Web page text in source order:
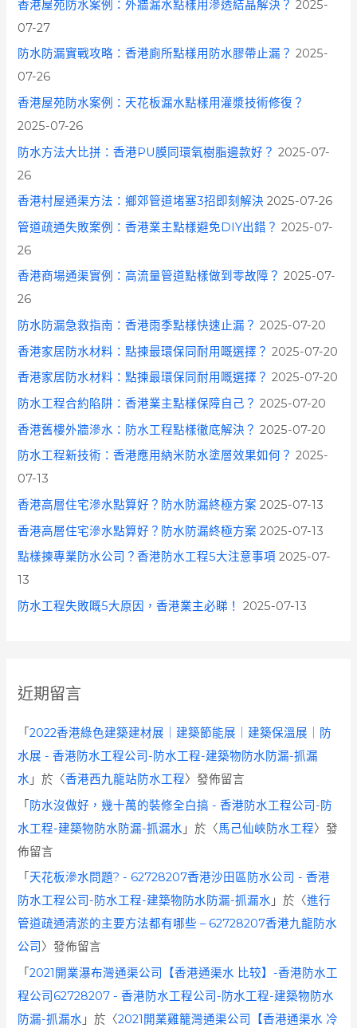
香港屋苑防水案例：外牆漏水點樣用滲透結晶解決？ 2025-
07-27
防水防漏實戰攻略：香港廁所點樣用防水膠帶止漏？ 2025-
07-26
香港屋苑防水案例：天花板漏水點樣用灌漿技術修復？
2025-07-26
防水方法大比拼：香港PU膜同環氧樹脂邊款好？ 2025-07-
26
香港村屋通渠方法：鄉郊管道堵塞3招即刻解決 2025-07-26
管道疏通失敗案例：香港業主點樣避免DIY出錯？ 2025-07-
26
香港商場通渠實例：高流量管道點樣做到零故障？ 2025-07-
26
防水防漏急救指南：香港雨季點樣快速止漏？ 2025-07-20
香港家居防水材料：點揀最環保同耐用嘅選擇？ 2025-07-20
香港家居防水材料：點揀最環保同耐用嘅選擇？ 2025-07-20
防水工程合約陷阱：香港業主點樣保障自己？ 2025-07-20
香港舊樓外牆滲水：防水工程點樣徹底解決？ 2025-07-20
防水工程新技術：香港應用納米防水塗層效果如何？ 2025-
07-13
香港高層住宅滲水點算好？防水防漏終極方案 2025-07-13
香港高層住宅滲水點算好？防水防漏終極方案 2025-07-13
點樣揀專業防水公司？香港防水工程5大注意事項 2025-07-
13
防水工程失敗嘅5大原因，香港業主必睇！
2025-07-13
近期留言
「2022香港綠色建築建材展｜建築節能展｜建築保溫展｜防
水展 - 香港防水工程公司-防水工程-建築物防水防漏-抓漏
水 」於〈香港西九龍站防水工程〉發佈留言
「 防水沒做好，幾十萬的裝修全白搞 - 香港防水工程公司-防
水工程-建築物防水防漏-抓漏水 」於〈馬己仙峽防水工程〉發
佈留言
「 天花板滲水問題? - 62728207香港沙田區防水公司 - 香港
防水工程公司-防水工程-建築物防水防漏-抓漏水 」於〈進行
管道疏通清淤的主要方法都有哪些 – 62728207香港九龍防水
公司 〉發佈留言
「2021開業瀑布灣通渠公司【香港通渠水 比较】-香港防水工
程公司62728207 - 香港防水工程公司-防水工程-建築物防水
防漏-抓漏水 」於〈2021開業雞籠灣通渠公司【香港通渠水 冷